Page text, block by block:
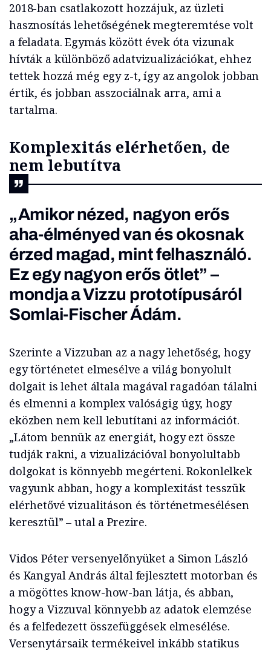
2018-ban csatlakozott hozzájuk, az üzleti
hasznosítás lehetőségének megteremtése volt
a feladata. Egymás között évek óta vizunak
hívták a különböző adatvizualizációkat, ehhez
tettek hozzá még egy z-t, így az angolok jobban
értik, és jobban asszociálnak arra, ami a
tartalma.
Komplexitás elérhetően, de
nem lebutítva
„Amikor nézed, nagyon erős
aha-élményed van és okosnak
érzed magad, mint felhasználó.
Ez egy nagyon erős ötlet” –
mondja a Vizzu prototípusáról
Somlai-Fischer Ádám.
Szerinte a Vizzuban az a nagy lehetőség, hogy
egy történetet elmesélve a világ bonyolult
dolgait is lehet általa magával ragadóan tálalni
és elmenni a komplex valóságig úgy, hogy
eközben nem kell lebutítani az információt.
„Látom bennük az energiát, hogy ezt össze
tudják rakni, a vizualizációval bonyolultabb
dolgokat is könnyebb megérteni. Rokonlelkek
vagyunk abban, hogy a komplexitást tesszük
elérhetővé vizualitáson és történetmesélésen
keresztül” – utal a Prezire.
Vidos Péter versenyelőnyüket a Simon László
és Kangyal András által fejlesztett motorban és
a mögöttes know-how-ban látja, és abban,
hogy a Vizzuval könnyebb az adatok elemzése
és a felfedezett összefüggések elmesélése.
Versenytársaik termékeivel inkább statikus